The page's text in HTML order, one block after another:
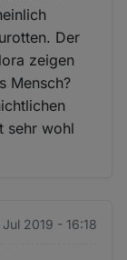
Der
zeigen
Mensch?
sehr wohl
2019 - 16:18